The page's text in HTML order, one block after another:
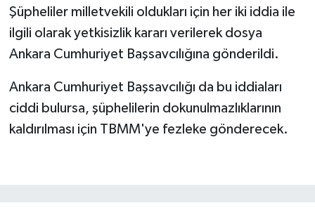
Şüpheliler milletvekili oldukları için her iki iddia ile
ilgili olarak yetkisizlik kararı verilerek dosya
Ankara Cumhuriyet Başsavcılığına gönderildi.
Ankara Cumhuriyet Başsavcılığı da bu iddiaları
ciddi bulursa, şüphelilerin dokunulmazlıklarının
kaldırılması için TBMM'ye fezleke gönderecek.